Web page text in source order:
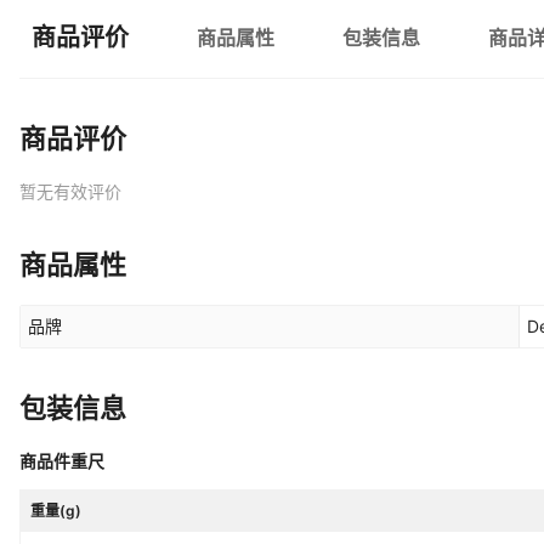
商品评价 商品属性 包装信息 商品
商品评价
暂无有效评价
商品属性
品牌
包装信息
商品件重尺
重量(g)